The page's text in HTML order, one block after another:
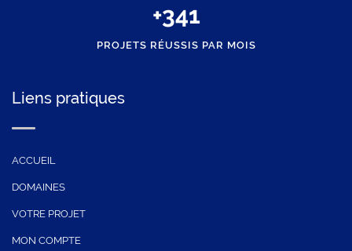
+350
PROJETS RÉUSSIS PAR MOIS
Liens pratiques
ACCUEIL
DOMAINES
VOTRE PROJET
MON COMPTE